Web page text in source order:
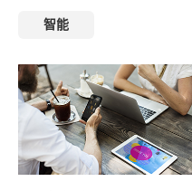
智能